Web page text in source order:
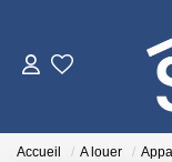
Accueil A louer